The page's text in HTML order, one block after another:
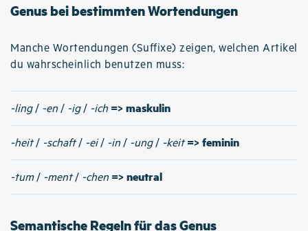
Genus bei bestimmten Wortendungen
Manche Wortendungen (Suffixe) zeigen, welchen Artikel
du wahrscheinlich benutzen muss:
-ling/ -en / -ig/ -ich => maskulin
-heit/ -schaft/ -ei/ -in / -ung/ -keit => feminin
-tum/ -ment/ -chen => neutral
Semantische Regeln für das Genus